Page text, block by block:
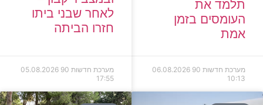
תלמד את
העומסים בזמן
אמת
מערכת חדשות 90
06.08.2026
10:13
לאחר שבני ביתו
חזרו הביתה
מערכת חדשות 90
05.08.2026
17:55